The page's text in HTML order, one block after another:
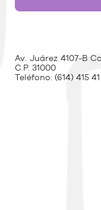
Av. Juárez 4107-B
C.P. 31000
Teléfono: (614) 415